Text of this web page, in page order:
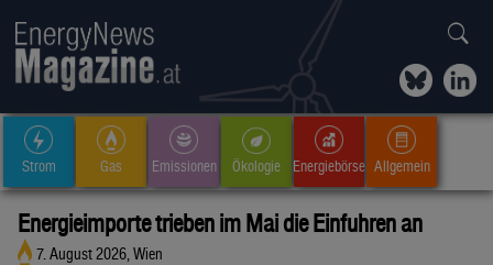
Strom Gas Emissionen Ökologie Energiebörse Allgemein
Energieimporte trieben im Mai die Einfuhren an
7. August 2026, Wien